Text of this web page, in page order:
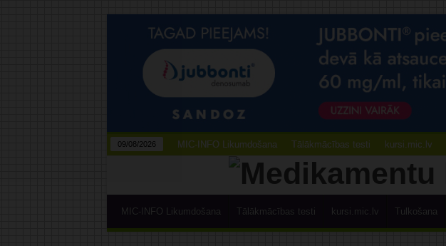
09/08/2026 MIC-INFO Likumdošana Tālākmācības testi kursi.mic.lv
MIC-INFO Likumdošana Tālākmācības testi kursi.mic.lv Tulkošana